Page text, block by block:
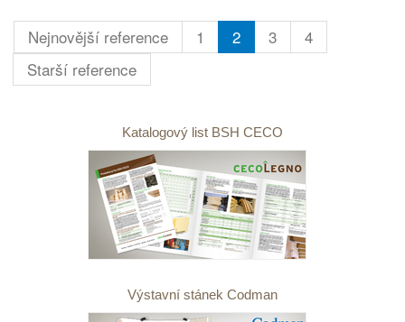
Nejnovější reference 1 2 3
4
Starší reference
Katalogový list BSH CECO
Výstavní stánek Codman